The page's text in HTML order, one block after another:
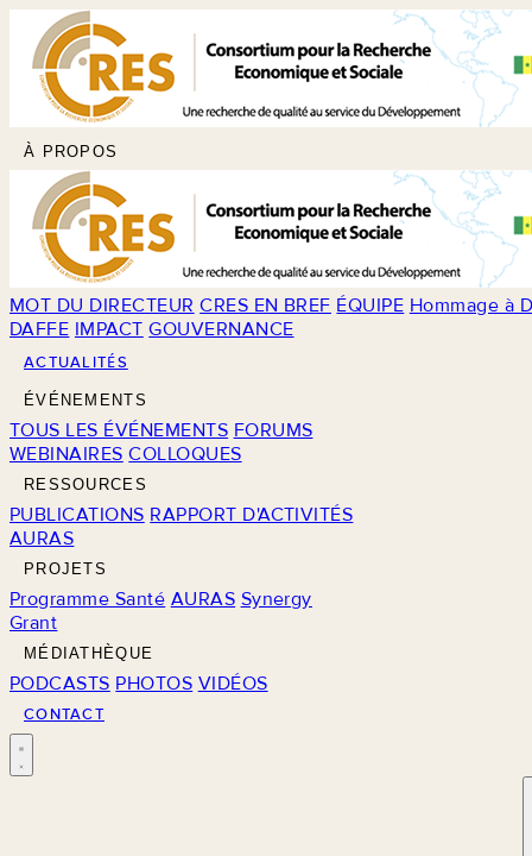
À PROPOS
MOT DU DIRECTEUR CRES EN BREF ÉQUIPE Hommage à
DAFFE IMPACT GOUVERNANCE
ACTUALITÉS
ÉVÉNEMENTS
TOUS LES ÉVÉNEMENTS FORUMS
WEBINAIRES COLLOQUES
RESSOURCES
PUBLICATIONS RAPPORT D'ACTIVITÉS
AURAS
PROJETS
Programme Santé AURAS Synergy
Grant
MÉDIATHÈQUE
PODCASTS PHOTOS VIDÉOS
CONTACT